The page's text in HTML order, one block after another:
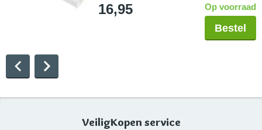
16,95 Op voorraad
Bestel
VeiligKopen service